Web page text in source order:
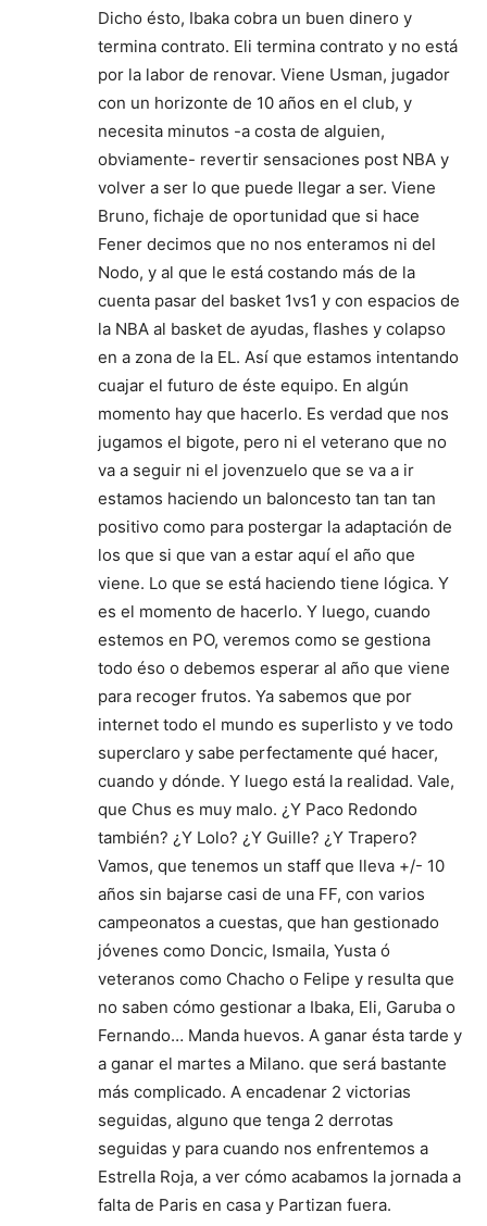
Dicho ésto, Ibaka cobra un buen dinero y
termina contrato. Eli termina contrato y no está
por la labor de renovar. Viene Usman, jugador
con un horizonte de 10 años en el club, y
necesita minutos -a costa de alguien,
obviamente- revertir sensaciones post NBA y
volver a ser lo que puede llegar a ser. Viene
Bruno, fichaje de oportunidad que si hace
Fener decimos que no nos enteramos ni del
Nodo, y al que le está costando más de la
cuenta pasar del basket 1vs1 y con espacios de
la NBA al basket de ayudas, flashes y colapso
en a zona de la EL. Así que estamos intentando
cuajar el futuro de éste equipo. En algún
momento hay que hacerlo. Es verdad que nos
jugamos el bigote, pero ni el veterano que no
va a seguir ni el jovenzuelo que se va a ir
estamos haciendo un baloncesto tan tan tan
positivo como para postergar la adaptación de
los que si que van a estar aquí el año que
viene. Lo que se está haciendo tiene lógica. Y
es el momento de hacerlo. Y luego, cuando
estemos en PO, veremos como se gestiona
todo éso o debemos esperar al año que viene
para recoger frutos. Ya sabemos que por
internet todo el mundo es superlisto y ve todo
superclaro y sabe perfectamente qué hacer,
cuando y dónde. Y luego está la realidad. Vale,
que Chus es muy malo. ¿Y Paco Redondo
también? ¿Y Lolo? ¿Y Guille? ¿Y Trapero?
Vamos, que tenemos un staff que lleva +/- 10
años sin bajarse casi de una FF, con varios
campeonatos a cuestas, que han gestionado
jóvenes como Doncic, Ismaila, Yusta ó
veteranos como Chacho o Felipe y resulta que
no saben cómo gestionar a Ibaka, Eli, Garuba o
Fernando… Manda huevos. A ganar ésta tarde y
a ganar el martes a Milano. que será bastante
más complicado. A encadenar 2 victorias
seguidas, alguno que tenga 2 derrotas
seguidas y para cuando nos enfrentemos a
Estrella Roja, a ver cómo acabamos la jornada a
falta de Paris en casa y Partizan fuera.